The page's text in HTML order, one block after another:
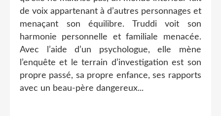
de voix appartenant à d’autres personnages et
menaçant son équilibre. Truddi voit son
harmonie personnelle et familiale menacée.
Avec l’aide d’un psychologue, elle mène
l’enquête et le terrain d’investigation est son
propre passé, sa propre enfance, ses rapports
avec un beau-père dangereux...